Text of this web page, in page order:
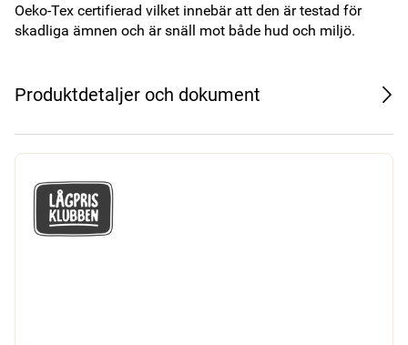
Oeko-Tex certifierad vilket innebär att den är testad för
skadliga ämnen och är snäll mot både hud och miljö.
Produktdetaljer och dokument